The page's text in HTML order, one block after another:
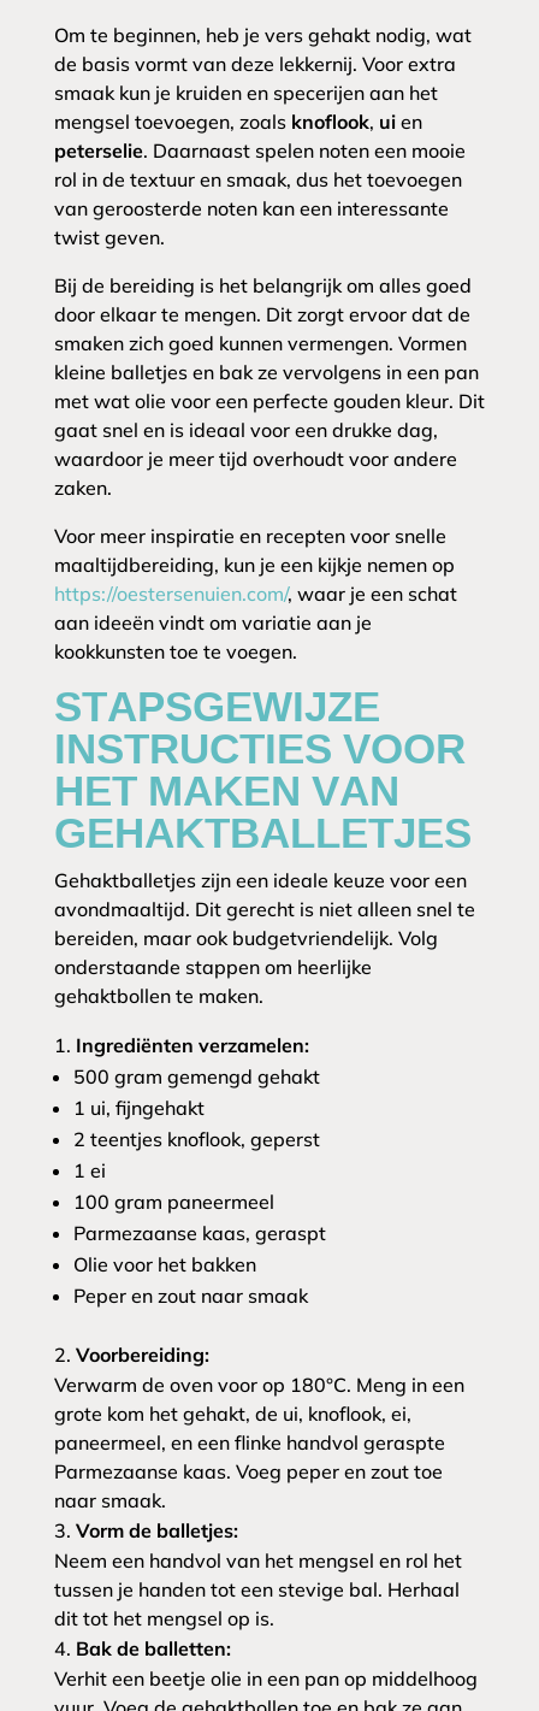
Om te beginnen, heb je vers gehakt nodig, wat
de basis vormt van deze lekkernij. Voor extra
smaak kun je kruiden en specerijen aan het
mengsel toevoegen, zoals knoflook, uien
peterselie. Daarnaast spelen noten een mooie
rol in de textuur en smaak, dus het toevoegen
van geroosterde noten kan een interessante
twist geven.
Bij de bereiding is het belangrijk om alles goed
door elkaar te mengen. Dit zorgt ervoor dat de
smaken zich goed kunnen vermengen. Vormen
kleine balletjes en bak ze vervolgens in een pan
met wat olie voor een perfecte gouden kleur. Dit
gaat snel en is ideaal voor een drukke dag,
waardoor je meer tijd overhoudt voor andere
zaken.
Voor meer inspiratie en recepten voor snelle
maaltijdbereiding, kun je een kijkje nemen op
https://oestersenuien.com/, waar je een schat
aan ideeën vindt om variatie aan je
kookkunsten toe te voegen.
STAPSGEWIJZE
INSTRUCTIES VOOR
HET MAKEN VAN
GEHAKTBALLETJES
Gehaktballetjes zijn een ideale keuze voor een
avondmaaltijd. Dit gerecht is niet alleen snel te
bereiden, maar ook budgetvriendelijk. Volg
onderstaande stappen om heerlijke
gehaktbollen te maken.
Ingrediënten verzamelen:
500 gram gemengd gehakt
1 ui, fijngehakt
2 teentjes knoflook, geperst
1 ei
100 gram paneermeel
Parmezaanse kaas, geraspt
Olie voor het bakken
Peper en zout naar smaak
Voorbereiding:
Verwarm de oven voor op 180°C. Meng in een
grote kom het gehakt, de ui, knoflook, ei,
paneermeel, en een flinke handvol geraspte
Parmezaanse kaas. Voeg peper en zout toe
naar smaak.
Vorm de balletjes:
Neem een handvol van het mengsel en rol het
tussen je handen tot een stevige bal. Herhaal
dit tot het mengsel op is.
Bak de balletten:
Verhit een beetje olie in een pan op middelhoog